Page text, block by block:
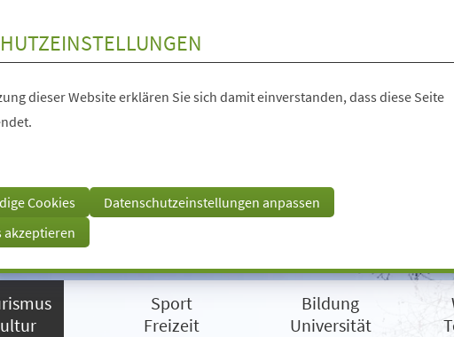
dieser Website erklären Sie sich damit einverstanden, dass diese Seite
Cookies
Datenschutzeinstellungen anpassen
akzeptieren
Sport
Freizeit
Bildung
Universität